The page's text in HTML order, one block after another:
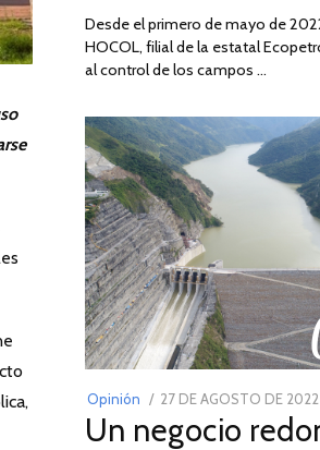
Desde el primero de mayo de
HOCOL, filial de la estatal
al control de los campos …
Opinión
POSTED
ON
27 DE AGOSTO DE 2022
Un negocio